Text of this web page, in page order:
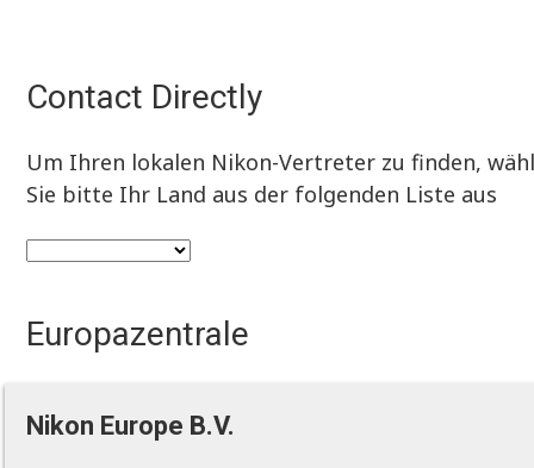
Contact Directly
Um Ihren lokalen Nikon-Vertreter zu finden,
Sie bitte Ihr Land aus der folgenden Liste aus
Europazentrale
Nikon Europe B.V.